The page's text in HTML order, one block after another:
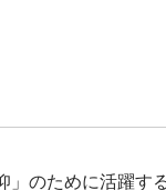
」のために活躍す